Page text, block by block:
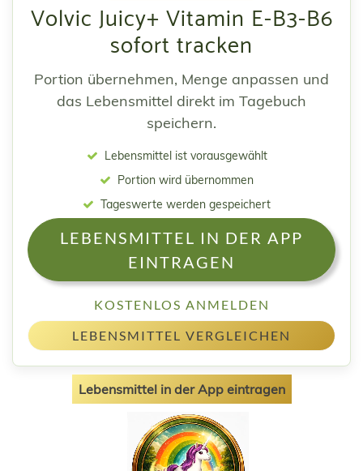
Volvic Juicy+ Vitamin E-B3-B6
sofort tracken
Portion übernehmen, Menge anpassen und
das Lebensmittel direkt im Tagebuch
speichern.
Lebensmittel ist vorausgewählt
Portion wird übernommen
Tageswerte werden gespeichert
LEBENSMITTEL IN DER APP
EINTRAGEN
KOSTENLOS ANMELDEN
LEBENSMITTEL VERGLEICHEN
Lebensmittel in der App eintragen